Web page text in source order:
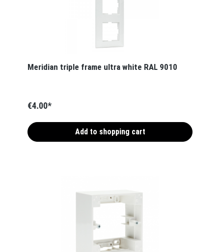
Meridian triple frame ultra white RAL 9010
€4.00*
Add to shopping cart